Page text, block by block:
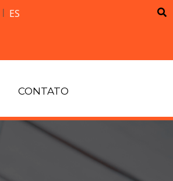
| ES
CONTATO